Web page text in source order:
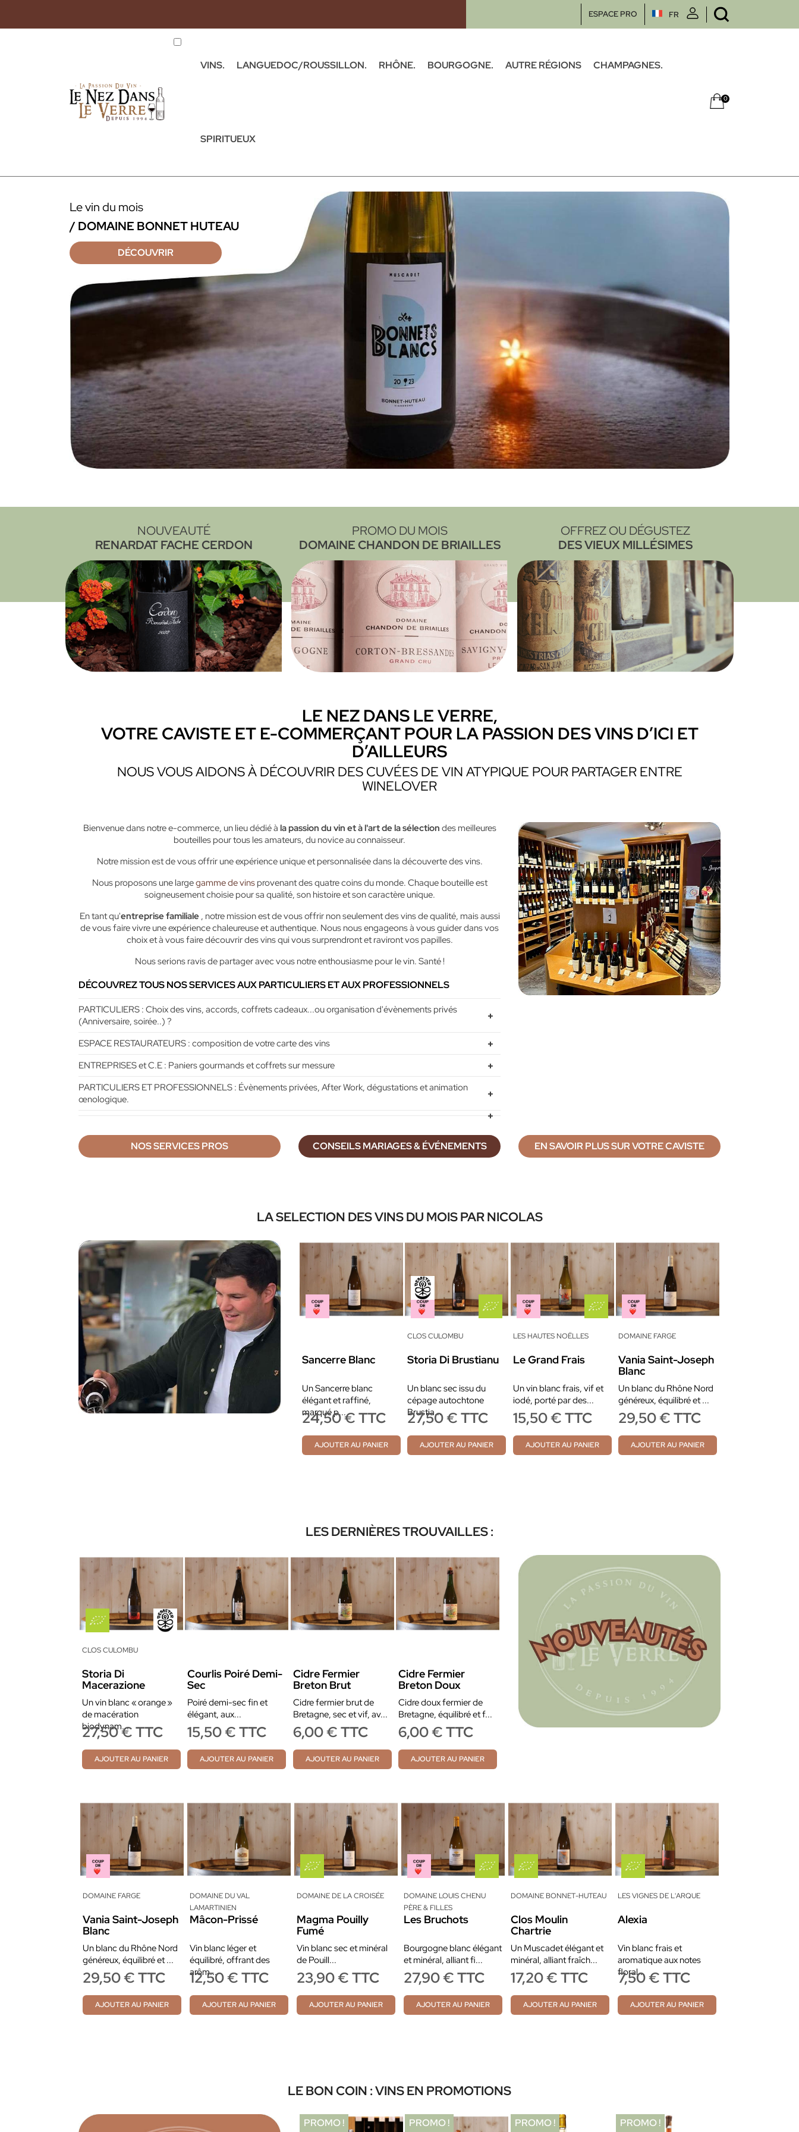
ESPACE PRO FR
VINS. LANGUEDOC/ROUSSILLON. RHÔNE. BOURGOGNE. AUTRE RÉGIONS CHAMPAGNES.
SPIRITUEUX
0
Le vin du mois
/ DOMAINE BONNET HUTEAU
DÉCOUVRIR
NOUVEAUTÉ
RENARDAT FACHE CERDON
PROMO DU MOIS
DOMAINE CHANDON DE BRIAILLES
OFFREZ OU DÉGUSTEZ
DES VIEUX MILLÉSIMES
LE NEZ DANS LE VERRE,
VOTRE CAVISTE ET E-COMMERÇANT POUR LA PASSION DES VINS D’ICI ET
D’AILLEURS
NOUS VOUS AIDONS À DÉCOUVRIR DES CUVÉES DE VIN ATYPIQUE POUR PARTAGER ENTRE
WINELOVER
Bienvenue dans notre e-commerce, un lieu dédié à la passion du vin et à l'art de la sélection des meilleures
bouteilles pour tous les amateurs, du novice au connaisseur.
Notre mission est de vous offrir une expérience unique et personnalisée dans la découverte des vins.
Nous proposons une largegamme de vinsprovenant des quatre coins du monde. Chaque bouteille est
soigneusement choisie pour sa qualité, son histoire et son caractère unique.
En tant qu'entreprise familiale, notre mission est de vous offrir non seulement des vins de qualité, mais aussi
de vous faire vivre une expérience chaleureuse et authentique. Nous nous engageons à vous guider dans vos
choix et à vous faire découvrir des vins qui vous surprendront et raviront vos papilles.
Nous serions ravis de partager avec vous notre enthousiasme pour le vin. Santé !
DÉCOUVREZ TOUS NOS SERVICES AUX PARTICULIERS ET AUX PROFESSIONNELS
PARTICULIERS : Choix des vins, accords, coffrets cadeaux...ou organisation d'évènements privés
(Anniversaire, soirée..) ?
ESPACE RESTAURATEURS : composition de votre carte des vins
ENTREPRISES et C.E : Paniers gourmands et coffrets sur messure
PARTICULIERS ET PROFESSIONNELS : Évènements privées, After Work, dégustations et animation
œnologique.
NOS SERVICES PROS CONSEILS MARIAGES & ÉVÉNEMENTS EN SAVOIR PLUS SUR VOTRE CAVISTE
LA SELECTION DES VINS DU MOIS PAR NICOLAS
Sancerre Blanc
Un Sancerre blanc
élégant et raffiné,
marqué p...
24,50 € TTC
AJOUTER AU PANIER
CLOS CULOMBU
Storia Di Brustianu
Un blanc sec issu du
cépage autochtone
Brustia...
27,50 € TTC
AJOUTER AU PANIER
LES HAUTES NOËLLES
Le Grand Frais
Un vin blanc frais, vif et
iodé, porté par des...
15,50 € TTC
AJOUTER AU PANIER
DOMAINE FARGE
Vania Saint-Joseph
Blanc
Un blanc du Rhône Nord
généreux, équilibré et ...
29,50 € TTC
AJOUTER AU PANIER
LES DERNIÈRES TROUVAILLES :
CLOS CULOMBU
Storia Di
Macerazione
Un vin blanc « orange »
de macération
biodynam...
27,50 € TTC
AJOUTER AU PANIER
Courlis Poiré Demi-
Sec
Poiré demi-sec fin et
élégant, aux...
15,50 € TTC
AJOUTER AU PANIER
Cidre Fermier
Breton Brut
Cidre fermier brut de
Bretagne, sec et vif, av...
6,00 € TTC
AJOUTER AU PANIER
Cidre Fermier
Breton Doux
Cidre doux fermier de
Bretagne, équilibré et f...
6,00 € TTC
AJOUTER AU PANIER
DOMAINE FARGE
Vania Saint-Joseph
Blanc
Un blanc du Rhône Nord
généreux, équilibré et ...
29,50 € TTC
AJOUTER AU PANIER
DOMAINE DU VAL
LAMARTINIEN
Mâcon-Prissé
Vin blanc léger et
équilibré, offrant des
arôm...
12,50 € TTC
AJOUTER AU PANIER
DOMAINE DE LA CROISÉE
Magma Pouilly
Fumé
Vin blanc sec et minéral
de Pouill...
23,90 € TTC
AJOUTER AU PANIER
DOMAINE LOUIS CHENU
PÈRE & FILLES
Les Bruchots
Bourgogne blanc élégant
et minéral, alliant fi...
27,90 € TTC
AJOUTER AU PANIER
DOMAINE BONNET-HUTEAU
Clos Moulin
Chartrie
Un Muscadet élégant et
minéral, alliant fraîch...
17,20 € TTC
AJOUTER AU PANIER
LES VIGNES DE L'ARQUE
Alexia
Vin blanc frais et
aromatique aux notes
floral...
7,50 € TTC
AJOUTER AU PANIER
LE BON COIN : VINS EN PROMOTIONS
PROMO ! PROMO ! PROMO ! PROMO !